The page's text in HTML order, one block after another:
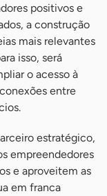
positivos e
a construção
mais relevantes
isso, será
o acesso à
entre
estratégico,
empreendedores
e aproveitem as
em franca